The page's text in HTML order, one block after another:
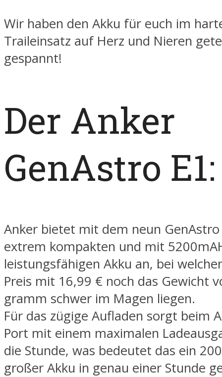
Wir haben den Akku für euch im
Traileinsatz auf Herz und Nieren
gespannt!
Der Anker
GenAstro E1:
Anker bietet mit dem neun GenAstro
extrem kompakten und mit
leistungsfähigen Akku an, bei
Preis mit 16,99 € noch das Gewicht
gramm schwer im Magen liegen.
Für das zügige Aufladen sorgt beim
Port mit einem maximalen
die Stunde, was bedeutet das ein
großer Akku in genau einer Stunde